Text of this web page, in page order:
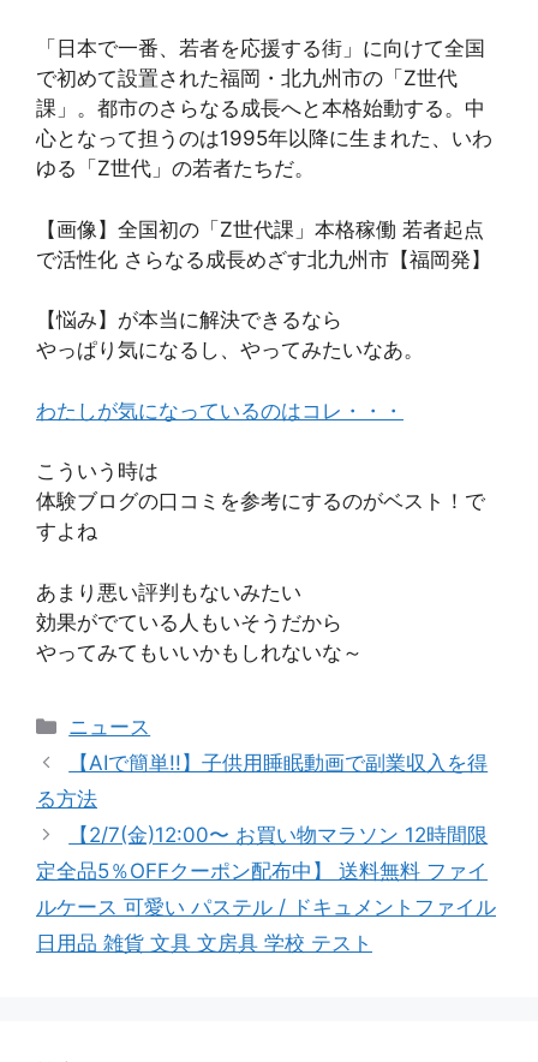
「日本で一番、若者を応援する街」に向けて全国
で初めて設置された福岡・北九州市の「Z世代
課」。都市のさらなる成長へと本格始動する。中
心となって担うのは1995年以降に生まれた、いわ
ゆる「Z世代」の若者たちだ。
【画像】全国初の「Z世代課」本格稼働 若者起点
で活性化 さらなる成長めざす北九州市【福岡発】
【悩み】が本当に解決できるなら
やっぱり気になるし、やってみたいなあ。
わたしが気になっているのはコレ・・・
こういう時は
体験ブログの口コミを参考にするのがベスト！で
すよね
あまり悪い評判もないみたい
効果がでている人もいそうだから
やってみてもいいかもしれないな～
カ
テ
リ
ー
ニュース
【AIで簡単!!】子供用睡眠動画で副業収入を得
る方法
【2/7(金)12:00〜 お買い物マラソン 12時間限
定全品5％OFFクーポン配布中】 送料無料 ファイ
ルケース 可愛い パステル / ドキュメントファイル
日用品 雑貨 文具 文房具 学校 テスト